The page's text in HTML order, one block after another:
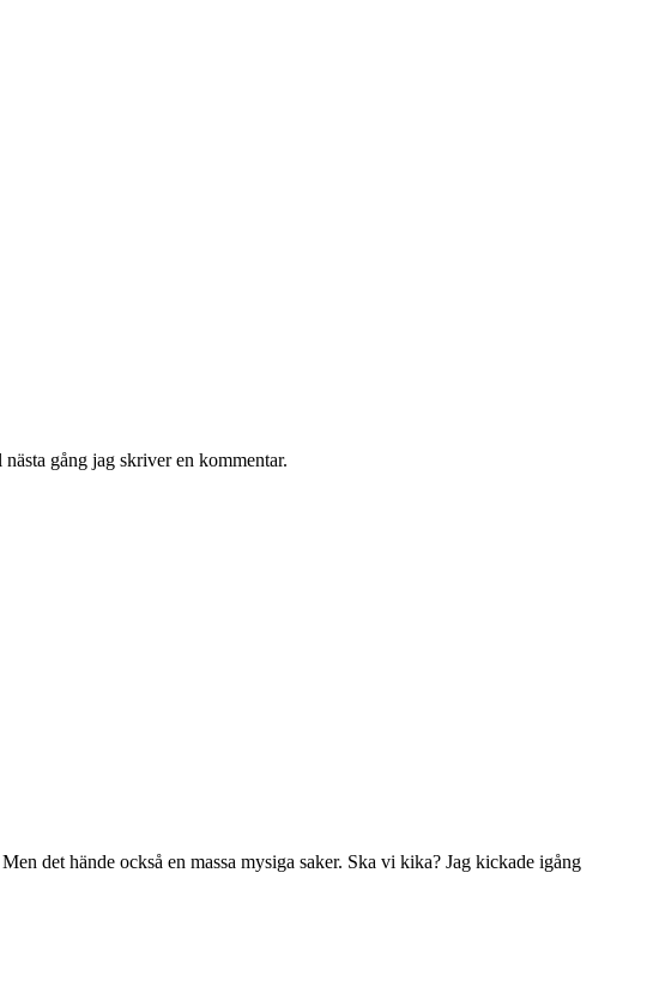
gång jag skriver en kommentar.
det hände också en massa mysiga saker. Ska vi kika? Jag kickade igång